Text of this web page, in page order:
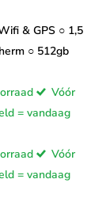
& GPS ○ 1,5
○ 512gb
Vóór
= vandaag
Vóór
= vandaag